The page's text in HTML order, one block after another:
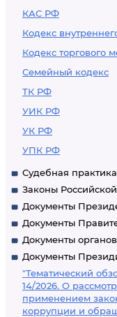
КАС РФ
Кодекс
Кодекс торгового
Семейный кодекс
ТК РФ
УИК РФ
УК РФ
УПК РФ
Судебная
Законы
Документы
Документы
Документы
Документы
"Тематический
14/2026. О
применением
коррупции и